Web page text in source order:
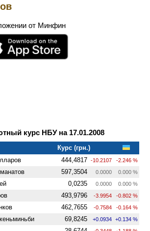
от Минфин
курс НБУ на 17.01.2008
Курс (грн.)
444,4817 -10.2107 -2.246 %
597,3504 0.0000 0.000 %
0,0235 0.0000 0.000 %
493,9796 -3.9954 -0.802 %
462,7655 -0.7584 -0.164 %
69,8245 +0.0934 +0.134 %